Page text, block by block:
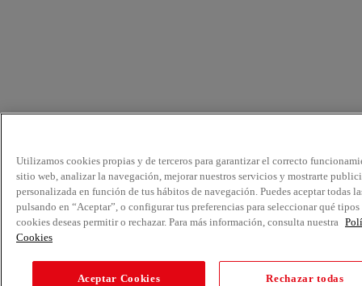
Utilizamos cookies propias y de terceros para garantizar el correcto
sitio web, analizar la navegación, mejorar nuestros servicios y mostrarte
personalizada en función de tus hábitos de navegación. Puedes aceptar todas
pulsando en “Aceptar”, o configurar tus preferencias para seleccionar qué tipos
cookies deseas permitir o rechazar. Para más información, consulta nuestra
Cookies
Aceptar Cookies Rechazar todas